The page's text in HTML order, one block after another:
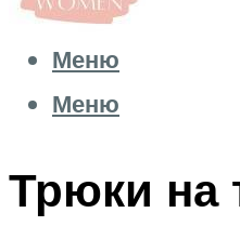
Меню
Меню
Трюки на